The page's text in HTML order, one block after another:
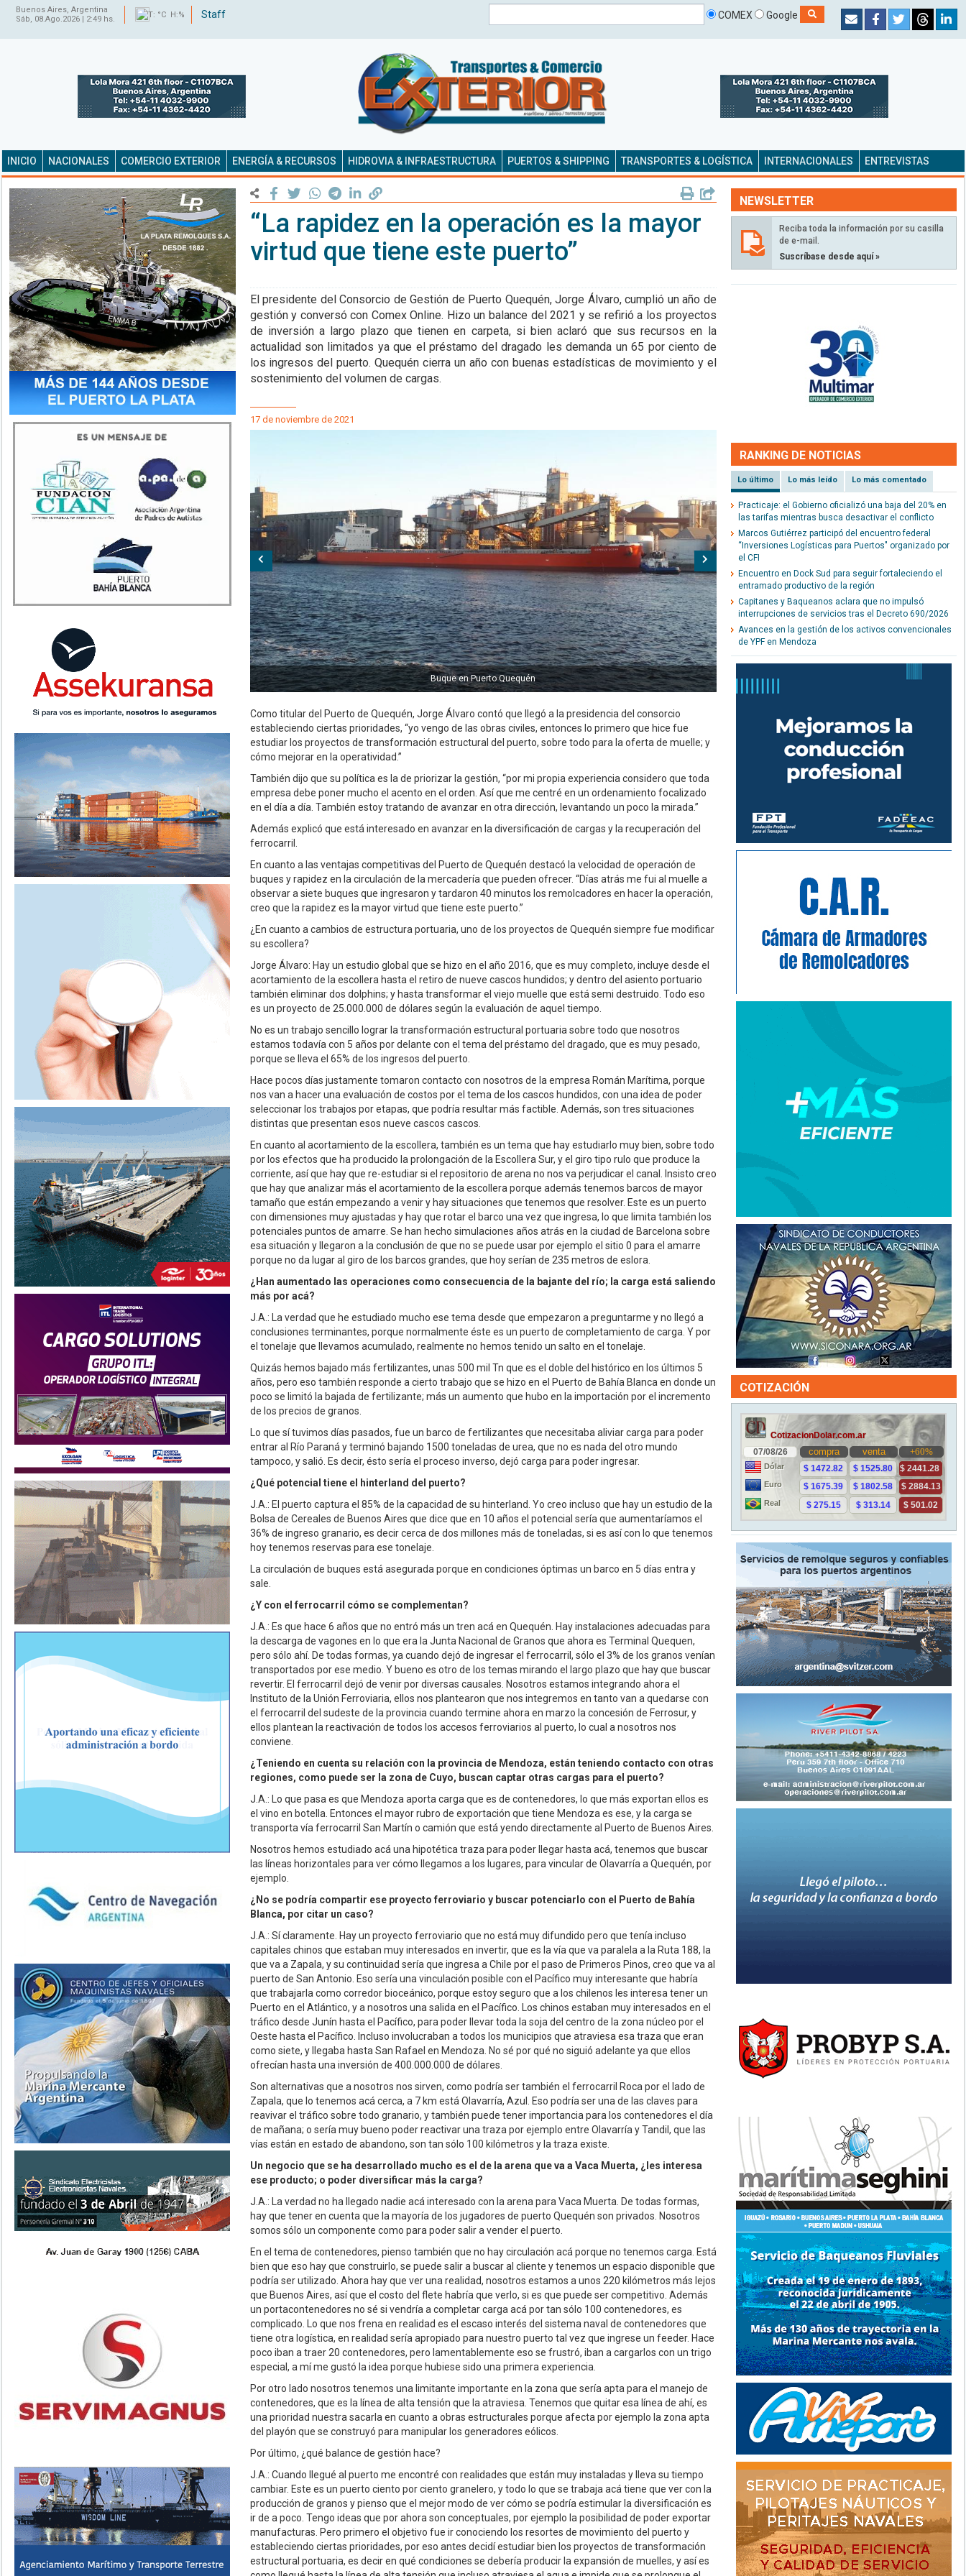
Buenos Aires, Argentina
Sáb, 08.Ago.2026 | 2:49 hs.
T: °C H:% Staff COMEX Google
INICIO NACIONALES COMERCIO EXTERIOR ENERGÍA & RECURSOS HIDROVIA & INFRAESTRUCTURA PUERTOS & SHIPPING TRANSPORTES & LOGÍSTICA INTERNACIONALES ENTREVISTAS
“La rapidez en la operación es la mayor
virtud que tiene este puerto”
El presidente del Consorcio de Gestión de Puerto Quequén, Jorge Álvaro, cumplió un año de
gestión y conversó con Comex Online. Hizo un balance del 2021 y se refirió a los proyectos
de inversión a largo plazo que tienen en carpeta, si bien aclaró que sus recursos en la
actualidad son limitados ya que el préstamo del dragado les demanda un 65 por ciento de
los ingresos del puerto. Quequén cierra un año con buenas estadísticas de movimiento y el
sostenimiento del volumen de cargas.
17 de noviembre de 2021
Jorge Alvaro
Anterior Siguiente
Como titular del Puerto de Quequén, Jorge Álvaro contó que llegó a la presidencia del consorcio
estableciendo ciertas prioridades, “yo vengo de las obras civiles, entonces lo primero que hice fue
estudiar los proyectos de transformación estructural del puerto, sobre todo para la oferta de muelle; y
cómo mejorar en la operatividad.”
También dijo que su política es la de priorizar la gestión, “por mi propia experiencia considero que toda
empresa debe poner mucho el acento en el orden. Así que me centré en un ordenamiento focalizado
en el día a día. También estoy tratando de avanzar en otra dirección, levantando un poco la mirada.”
Además explicó que está interesado en avanzar en la diversificación de cargas y la recuperación del
ferrocarril.
En cuanto a las ventajas competitivas del Puerto de Quequén destacó la velocidad de operación de
buques y rapidez en la circulación de la mercadería que pueden ofrecer. “Días atrás me fui al muelle a
observar a siete buques que ingresaron y tardaron 40 minutos los remolcadores en hacer la operación,
creo que la rapidez es la mayor virtud que tiene este puerto.”
¿En cuanto a cambios de estructura portuaria, uno de los proyectos de Quequén siempre fue modificar
su escollera?
Jorge Álvaro: Hay un estudio global que se hizo en el año 2016, que es muy completo, incluye desde el
acortamiento de la escollera hasta el retiro de nueve cascos hundidos; y dentro del asiento portuario
también eliminar dos dolphins; y hasta transformar el viejo muelle que está semi destruido. Todo eso
es un proyecto de 25.000.000 de dólares según la evaluación de aquel tiempo.
No es un trabajo sencillo lograr la transformación estructural portuaria sobre todo que nosotros
estamos todavía con 5 años por delante con el tema del préstamo del dragado, que es muy pesado,
porque se lleva el 65% de los ingresos del puerto.
Hace pocos días justamente tomaron contacto con nosotros de la empresa Román Marítima, porque
nos van a hacer una evaluación de costos por el tema de los cascos hundidos, con una idea de poder
seleccionar los trabajos por etapas, que podría resultar más factible. Además, son tres situaciones
distintas que presentan esos nueve cascos cascos.
En cuanto al acortamiento de la escollera, también es un tema que hay estudiarlo muy bien, sobre todo
por los efectos que ha producido la prolongación de la Escollera Sur, y el giro tipo rulo que produce la
corriente, así que hay que re-estudiar si el repositorio de arena no nos va perjudicar el canal. Insisto creo
que hay que analizar más el acortamiento de la escollera porque además tenemos barcos de mayor
tamaño que están empezando a venir y hay situaciones que tenemos que resolver. Este es un puerto
con dimensiones muy ajustadas y hay que rotar el barco una vez que ingresa, lo que limita también los
potenciales puntos de amarre. Se han hecho simulaciones años atrás en la ciudad de Barcelona sobre
esa situación y llegaron a la conclusión de que no se puede usar por ejemplo el sitio 0 para el amarre
porque no da lugar al giro de los barcos grandes, que hoy serían de 235 metros de eslora.
¿Han aumentado las operaciones como consecuencia de la bajante del río; la carga está saliendo
más por acá?
J.A.: La verdad que he estudiado mucho ese tema desde que empezaron a preguntarme y no llegó a
conclusiones terminantes, porque normalmente éste es un puerto de completamiento de carga. Y por
el tonelaje que llevamos acumulado, realmente no hemos tenido un salto en el tonelaje.
Quizás hemos bajado más fertilizantes, unas 500 mil Tn que es el doble del histórico en los últimos 5
años, pero eso también responde a cierto trabajo que se hizo en el Puerto de Bahía Blanca en donde un
poco se limitó la bajada de fertilizante; más un aumento que hubo en la importación por el incremento
de los precios de granos.
Lo que sí tuvimos días pasados, fue un barco de fertilizantes que necesitaba aliviar carga para poder
entrar al Río Paraná y terminó bajando 1500 toneladas de urea, que no es nada del otro mundo
tampoco, y salió. Es decir, ésto sería el proceso inverso, dejó carga para poder ingresar.
¿Qué potencial tiene el hinterland del puerto?
J.A.: El puerto captura el 85% de la capacidad de su hinterland. Yo creo incluso que hay un estudio de la
Bolsa de Cereales de Buenos Aires que dice que en 10 años el potencial sería que aumentaríamos el
36% de ingreso granario, es decir cerca de dos millones más de toneladas, si es así con lo que tenemos
hoy tenemos reservas para ese tonelaje.
La circulación de buques está asegurada porque en condiciones óptimas un barco en 5 días entra y
sale.
¿Y con el ferrocarril cómo se complementan?
J.A.: Es que hace 6 años que no entró más un tren acá en Quequén. Hay instalaciones adecuadas para
la descarga de vagones en lo que era la Junta Nacional de Granos que ahora es Terminal Quequen,
pero sólo ahí. De todas formas, ya cuando dejó de ingresar el ferrocarril, sólo el 3% de los granos venían
transportados por ese medio. Y bueno es otro de los temas mirando el largo plazo que hay que buscar
revertir. El ferrocarril dejó de venir por diversas causales. Nosotros estamos integrando ahora el
Instituto de la Unión Ferroviaria, ellos nos plantearon que nos integremos en tanto van a quedarse con
el ferrocarril del sudeste de la provincia cuando termine ahora en marzo la concesión de Ferrosur, y
ellos plantean la reactivación de todos los accesos ferroviarios al puerto, lo cual a nosotros nos
conviene.
¿Teniendo en cuenta su relación con la provincia de Mendoza, están teniendo contacto con otras
regiones, como puede ser la zona de Cuyo, buscan captar otras cargas para el puerto?
J.A.: Lo que pasa es que Mendoza aporta carga que es de contenedores, lo que más exportan ellos es
el vino en botella. Entonces el mayor rubro de exportación que tiene Mendoza es ese, y la carga se
transporta vía ferrocarril San Martín o camión que está yendo directamente al Puerto de Buenos Aires.
Nosotros hemos estudiado acá una hipotética traza para poder llegar hasta acá, tenemos que buscar
las líneas horizontales para ver cómo llegamos a los lugares, para vincular de Olavarría a Quequén, por
ejemplo.
¿No se podría compartir ese proyecto ferroviario y buscar potenciarlo con el Puerto de Bahía
Blanca, por citar un caso?
J.A.: Sí claramente. Hay un proyecto ferroviario que no está muy difundido pero que tenía incluso
capitales chinos que estaban muy interesados en invertir, que es la vía que va paralela a la Ruta 188, la
que va a Zapala, y su continuidad sería que ingresa a Chile por el paso de Primeros Pinos, creo que va al
puerto de San Antonio. Eso sería una vinculación posible con el Pacífico muy interesante que habría
que trabajarla como corredor bioceánico, porque estoy seguro que a los chilenos les interesa tener un
Puerto en el Atlántico, y a nosotros una salida en el Pacífico. Los chinos estaban muy interesados en el
tráfico desde Junín hasta el Pacífico, para poder llevar toda la soja del centro de la zona núcleo por el
Oeste hasta el Pacífico. Incluso involucraban a todos los municipios que atraviesa esa traza que eran
como siete, y llegaba hasta San Rafael en Mendoza. No sé por qué no siguió adelante ya que ellos
ofrecían hasta una inversión de 400.000.000 de dólares.
Son alternativas que a nosotros nos sirven, como podría ser también el ferrocarril Roca por el lado de
Zapala, que lo tenemos acá cerca, a 7 km está Olavarría, Azul. Eso podría ser una de las claves para
reavivar el tráfico sobre todo granario, y también puede tener importancia para los contenedores el día
de mañana; o sería muy bueno poder reactivar una traza por ejemplo entre Olavarría y Tandil, que las
vías están en estado de abandono, son tan sólo 100 kilómetros y la traza existe.
Un negocio que se ha desarrollado mucho es el de la arena que va a Vaca Muerta, ¿les interesa
ese producto; o poder diversificar más la carga?
J.A.: La verdad no ha llegado nadie acá interesado con la arena para Vaca Muerta. De todas formas,
hay que tener en cuenta que la mayoría de los jugadores de puerto Quequén son privados. Nosotros
somos sólo un componente como para poder salir a vender el puerto.
En el tema de contenedores, pienso también que no hay circulación acá porque no tenemos carga. Está
bien que eso hay que construirlo, se puede salir a buscar al cliente y tenemos un espacio disponible que
podría ser utilizado. Ahora hay que ver una realidad, nosotros estamos a unos 220 kilómetros más lejos
que Buenos Aires, así que el costo del flete habría que verlo, si es que puede ser competitivo. Además
un portacontenedores no sé si vendría a completar carga acá por tan sólo 100 contenedores, es
complicado. Lo que nos frena en realidad es el escaso interés del sistema naval de contenedores que
tiene otra logística, en realidad sería apropiado para nuestro puerto tal vez que ingrese un feeder. Hace
poco iban a traer 20 contenedores, pero lamentablemente eso se frustró, iban a cargarlos con un trigo
especial, a mí me gustó la idea porque hubiese sido una primera experiencia.
Por otro lado nosotros tenemos una limitante importante en la zona que sería apta para el manejo de
contenedores, que es la línea de alta tensión que la atraviesa. Tenemos que quitar esa línea de ahí, es
una prioridad nuestra sacarla en cuanto a obras estructurales porque afecta por ejemplo la zona apta
del playón que se construyó para manipular los generadores eólicos.
Por último, ¿qué balance de gestión hace?
J.A.: Cuando llegué al puerto me encontré con realidades que están muy instaladas y lleva su tiempo
cambiar. Este es un puerto ciento por ciento granelero, y todo lo que se trabaja acá tiene que ver con la
producción de granos y pienso que el mejor modo de ver cómo se podría estimular la diversificación es
ir de a poco. Tengo ideas que por ahora son conceptuales, por ejemplo la posibilidad de poder exportar
manufacturas. Pero primero el objetivo fue ir conociendo los resortes de movimiento del puerto y
estableciendo ciertas prioridades, por eso antes decidí estudiar bien los proyectos de transformación
estructural portuaria, es decir en qué condiciones se debería producir la expansión de muelles, y así es
NEWSLETTER
Reciba toda la información por su casilla
de e-mail.
Suscríbase desde aquí »
RANKING DE NOTICIAS
Lo último Lo más leído Lo más comentado
Practicaje: el Gobierno oficializó una baja del 20% en
las tarifas mientras busca desactivar el conflicto
Marcos Gutiérrez participó del encuentro federal
“Inversiones Logísticas para Puertos" organizado por
el CFI
Encuentro en Dock Sud para seguir fortaleciendo el
entramado productivo de la región
Capitanes y Baqueanos aclara que no impulsó
interrupciones de servicios tras el Decreto 690/2026
Avances en la gestión de los activos convencionales
de YPF en Mendoza
COTIZACIÓN